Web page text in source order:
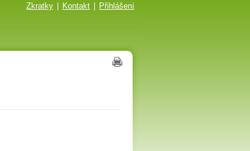
Zkratky Kontakt Přihlášení